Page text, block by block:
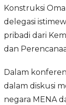
Konstruksi
delegasi
pribadi dari
dan
Dalam
dalam diskusi
negara MENA